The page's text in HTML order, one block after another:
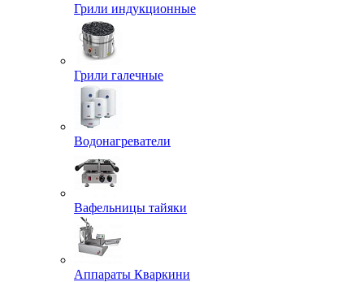
Грили индукционные
Грили галечные
Водонагреватели
Вафельницы тайяки
Аппараты Кваркини